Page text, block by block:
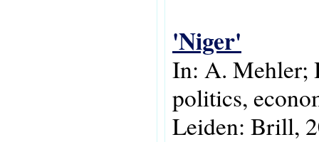
'Niger'
In: A. Mehler;
politics,
Leiden: Brill,